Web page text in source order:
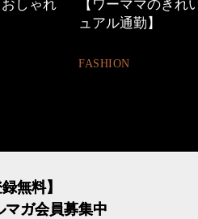
めカジ
優木まおみさん「
割。」
LIFESTYLE
録無料】
マガ会員募集中